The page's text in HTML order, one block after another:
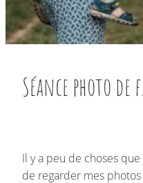
Séance photo
Il y a peu de choses
de regarder mes